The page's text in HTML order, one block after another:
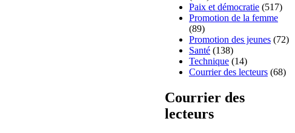
Paix et démocratie (517)
Promotion de la femme
(89)
Promotion des jeunes (72)
Santé (138)
Technique (14)
Courrier des lecteurs (68)
Courrier des
lecteurs